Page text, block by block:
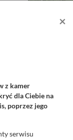
×
z kamer
dla Ciebie na
poprzez jego
serwisu